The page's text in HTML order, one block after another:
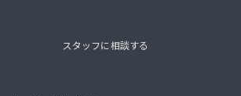
スタッフに相談する